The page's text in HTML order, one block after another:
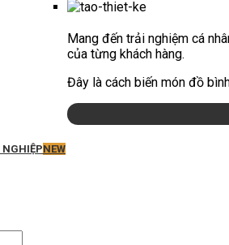
Mang đến trải nghiệm cá
của từng khách hàng.
Đây là cách biến món đồ
NGHIỆPNEW